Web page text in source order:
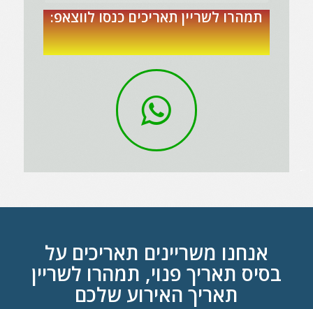
תמהרו לשריין תאריכים כנסו לווצאפ:
אנחנו משריינים תאריכים על
בסיס תאריך פנוי, תמהרו לשריין
תאריך האירוע שלכם